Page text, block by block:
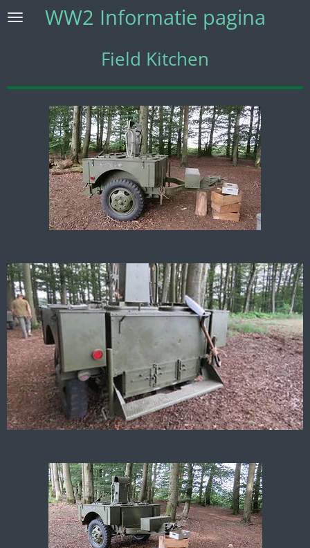
Ga
WW2 Informatie pagina
Field Kitchen